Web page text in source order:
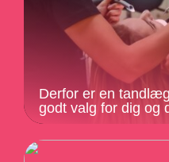
Derfor er en
godt valg for dig og